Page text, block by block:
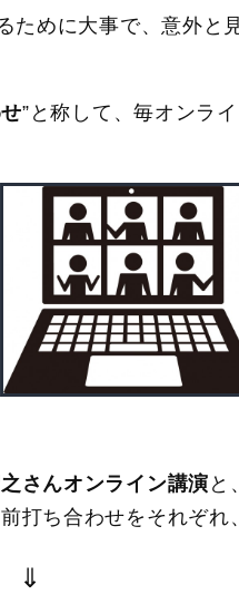
ために大事で、意外と
”と称して、毎オンラ
さんオンライン講演 と
打ち合わせをそれぞれ
⇓